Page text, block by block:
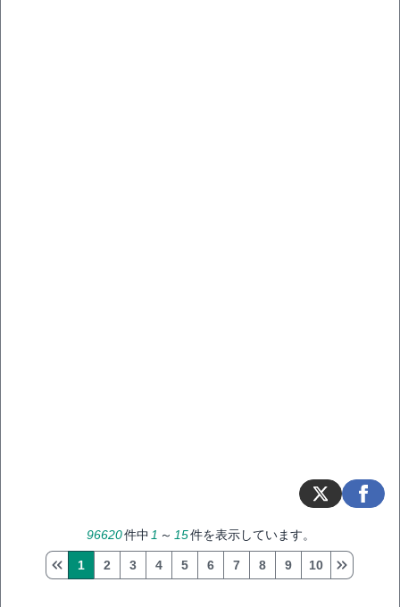
96620件中 1 ～ 15件を表示しています。
1 2 3 4 5 6 7 8 9 10